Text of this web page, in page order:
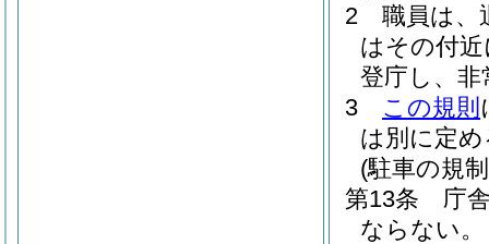
2
職員は、
はその付
登庁し、
3
この規則
は別に定
(駐車の規
第13条
庁
ならない。